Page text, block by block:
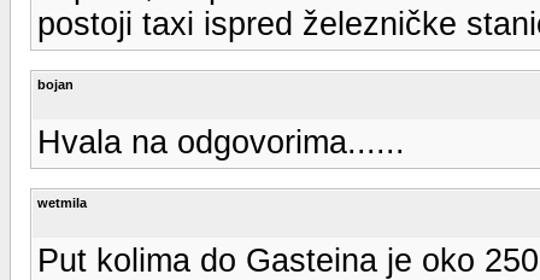
postoji taxi ispred železničke
bojan
Hvala na odgovorima......
wetmila
Put kolima do Gasteina je oko